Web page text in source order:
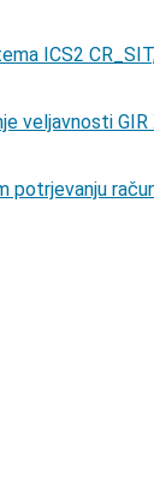
ICS2
veljavnosti GIR
potrjevanju